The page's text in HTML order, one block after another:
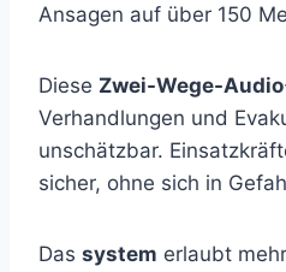
Ansagen auf über 150
Diese Zwei-Wege-Audio
Verhandlungen und
unschätzbar.
sicher, ohne sich in
Das system erlaubt